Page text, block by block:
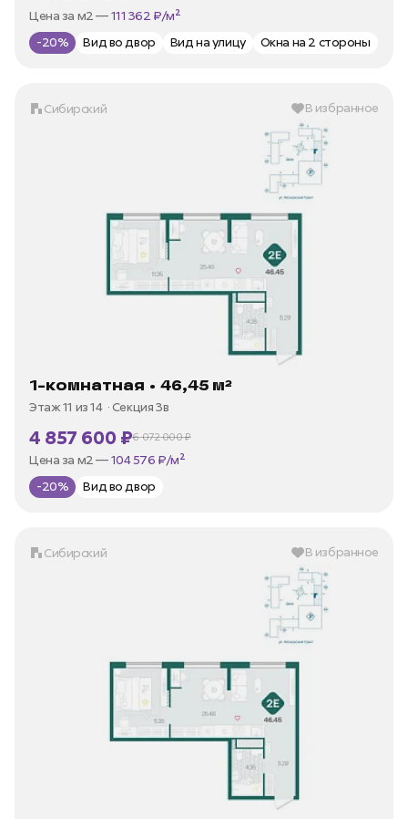
В ипотеку —от 24 811 ₽/мес
Цена за м2 —
-20% Вид во двор Вид на улицу Окна на 2 стороны
Сибирский В избранное
1-комнатная • 46,45 м²
Этаж 11 из 14 Секция 3в
4 857 600 ₽6 072 000 ₽
В ипотеку —от 23 299 ₽/мес
Цена за м2 —
-20% Вид во двор
Сибирский В избранное